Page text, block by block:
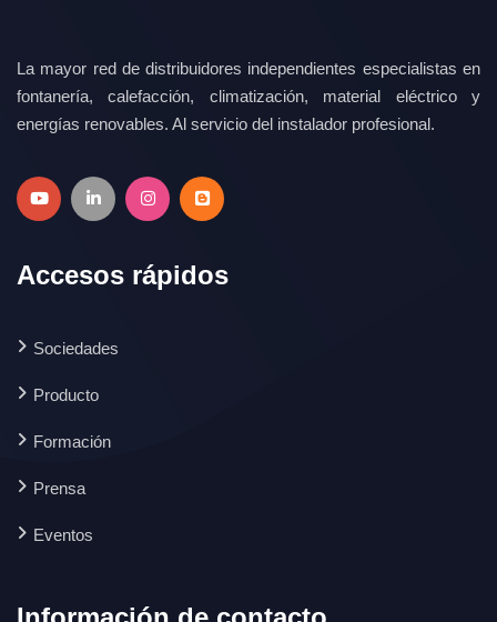
La mayor red de distribuidores independientes especialistas en
fontanería, calefacción, climatización, material eléctrico y
energías renovables. Al servicio del instalador profesional.
Accesos rápidos
Sociedades
Producto
Formación
Prensa
Eventos